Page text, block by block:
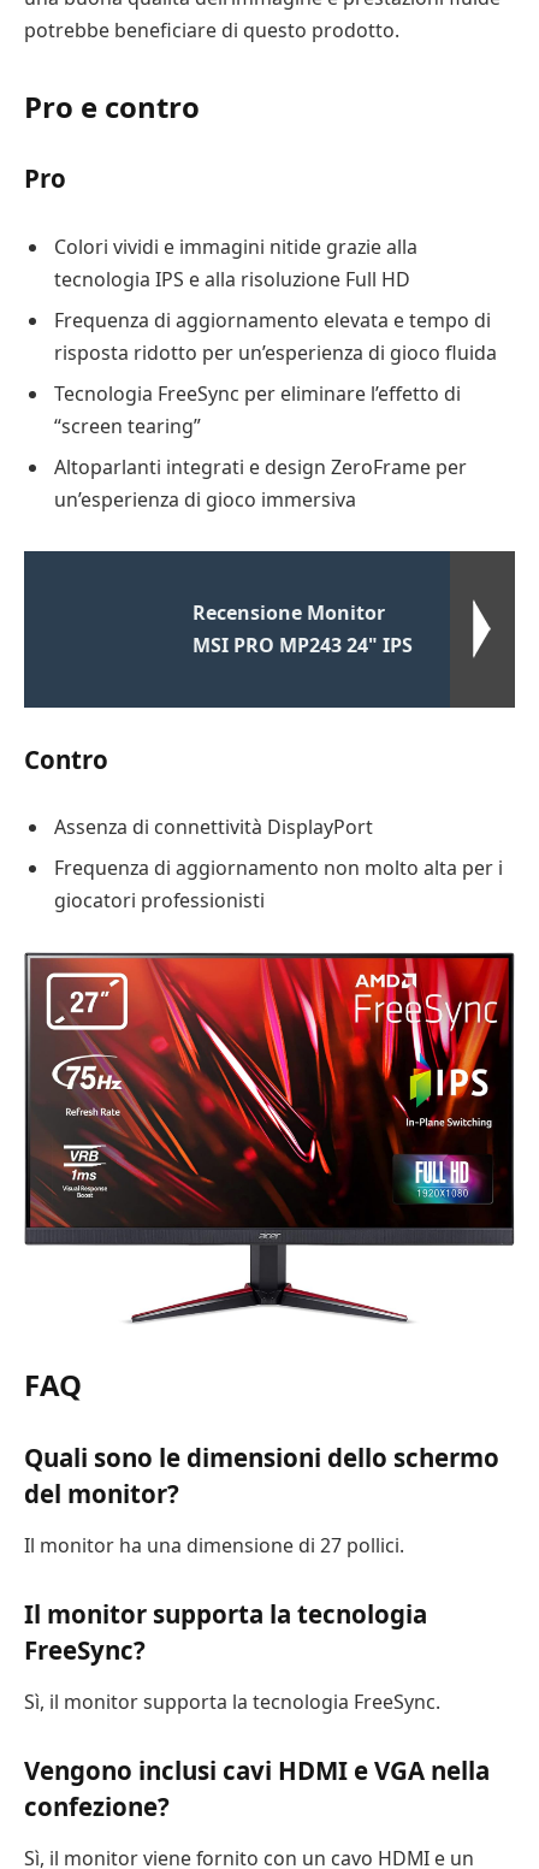
potrebbe beneficiare di questo prodotto.
Pro e contro
Pro
Colori vividi e immagini nitide grazie alla
tecnologia IPS e alla risoluzione Full HD
Frequenza di aggiornamento elevata e tempo di
risposta ridotto per un’esperienza di gioco fluida
Tecnologia FreeSync per eliminare l’effetto di
“screen tearing”
Altoparlanti integrati e design ZeroFrame per
un’esperienza di gioco immersiva
Recensione Monitor
MSI PRO MP243 24" IPS
Contro
Assenza di connettività DisplayPort
Frequenza di aggiornamento non molto alta per i
giocatori professionisti
FAQ
Quali sono le dimensioni dello schermo
del monitor?
Il monitor ha una dimensione di 27 pollici.
Il monitor supporta la tecnologia
FreeSync?
Sì, il monitor supporta la tecnologia FreeSync.
Vengono inclusi cavi HDMI e VGA nella
confezione?
Sì, il monitor viene fornito con un cavo HDMI e un